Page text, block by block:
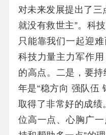
对未来发展提出了三
就没有救世主”。科
只能靠我们一起迎
科技力量主力军作
的高点。二是，要
年是“稳方向 强队伍
取得了非常好的成绩
位高一点、心胸广